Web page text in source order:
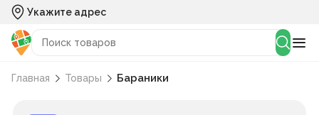
Укажите адрес
Главная Товары Бараники